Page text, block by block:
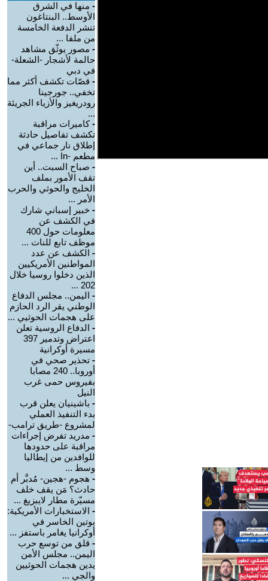
- منها في الشرق
الأوسط.. البنتاغون
تنشر الدفعة الخامسة
من ملفا ...
- مصور يوثّق مشاهد
حالمة لأشجار -الشعلة-
في دبي
- قصّات تكشف أكثر مما
تخفي.. جورجينا
رودريغيز والأزياء الجريئة
...
-كاميرات مراقبة
تكشف تفاصيل حادثة
إطلاق نار جماعي في
مطعم -In ...
- صباح السبت.. أين
تقف الأمور بملف
الخليج والحوثي والحرب
الأمر ...
- خبير إسباني شارك
في الكشف عن
معلومات حول 400
موظف تابع للنات ...
- الكشف عن عدد
المواطنين الأمريكيين
الذين دخلوا روسيا خلال
202 ...
- اليمن.. مجلس الدفاع
الوطني يقر الرد الحازم
على هجمات الحوثيي ...
- الدفاع الروسية تعلن
اعتراض وتدمير 397
مسيرة أوكرانية
- تحذير صحي في
أوروبا.. 240 مصابا
بفيروس حمى غرب
النيل
- باشينيان يعلن قرب
بدء التنفيذ العملي
لمشروع -طريق ترامب-
- مدريد تفرض إجراءات
مراقبة على حدودها
للوافدين من إيطاليا
وسط ...
- هجوم -هجين- مُدبَّر أم
حادث؟ مَن يقف خلف
مسيّرة مطار لايبزيغ ...
- الاستخبارات الأمريكية:
بوتين الخاسر في
أوكرانيا يغامر باستفز ...
- قلق من توسع حرب
اليمن.. مجلس الأمن
يدين هجمات الحوثيين
والجي ...